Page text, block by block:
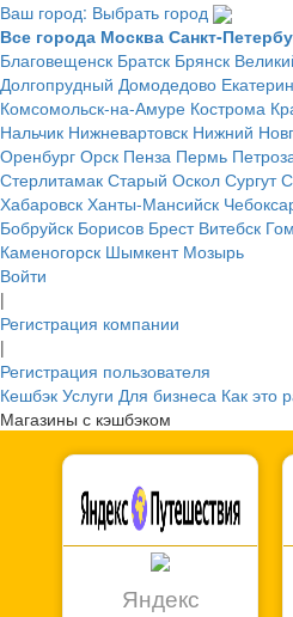
Ваш город: Выбрать город
Все города Москва Санкт-
Благовещенск Братск Брянск
Долгопрудный Домодедово
Комсомольск-на-Амуре Кострома
Нальчик Нижневартовск Нижний
Оренбург Орск Пенза Пермь
Стерлитамак Старый Оскол Сургут
Хабаровск Ханты-Мансийск
Бобруйск Борисов Брест Витебск
Каменогорск Шымкент Мозырь
Войти
|
Регистрация компании
|
Регистрация пользователя
Кешбэк Услуги Для бизнеса Как это
Магазины с кэшбэком
Яндекс